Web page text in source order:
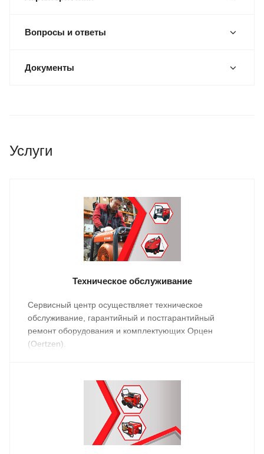
Вопросы и ответы
Документы
Услуги
Техническое обслуживание
Сервисный центр осуществляет техническое
обслуживание, гарантийный и постгарантийный
ремонт оборудования и комплектующих Орцен
(Oertzen).